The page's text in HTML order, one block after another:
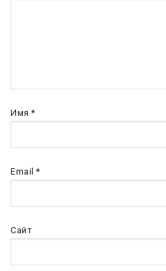
Имя*
Email*
Сайт